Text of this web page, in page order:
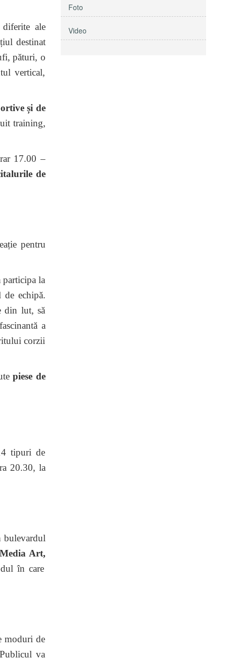
ale
destinat
pături, o
vertical,
și de
training,
17.00 –
de
pentru
la
de echipă.
din lut, să
a
corzii
piese de
tipuri de
20.30, la
bulevardul
Art,
în care
moduri de
va
Foto
Video